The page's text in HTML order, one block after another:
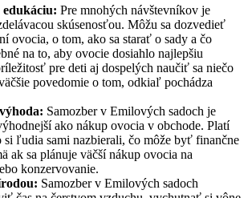
Pre mnohých návštevníkov je
skúsenosťou. Môžu sa dozvedieť
ovocia, o tom, ako sa starať o sady a čo
na to, aby ovocie dosiahlo najlepšiu
pre deti aj dospelých naučiť sa niečo
povedomie o tom, odkiaľ pochádza
Samozber v Emilových sadoch je
ako nákup ovocia v obchode. Platí
si ľudia sami nazbierali, čo môže byť finančne
ak sa plánuje väčší nákup ovocia na
konzervovanie.
Samozber v Emilových sadoch